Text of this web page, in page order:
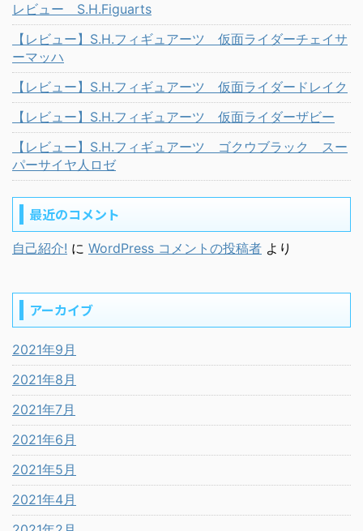
レビュー S.H.Figuarts
【レビュー】S.H.フィギュアーツ 仮面ライダーチェイサ
ーマッハ
【レビュー】S.H.フィギュアーツ 仮面ライダードレイク
【レビュー】S.H.フィギュアーツ 仮面ライダーザビー
【レビュー】S.H.フィギュアーツ ゴクウブラック スー
パーサイヤ人ロゼ
最近のコメント
自己紹介! に WordPress コメントの投稿者 より
アーカイブ
2021年9月
2021年8月
2021年7月
2021年6月
2021年5月
2021年4月